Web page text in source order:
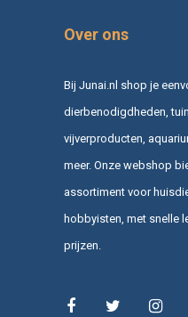
Over ons
Bij Junai.nl shop je
dierbenodigdheden,
vijverproducten,
meer. Onze webshop
assortiment voor
hobbyisten, met snelle
prijzen.